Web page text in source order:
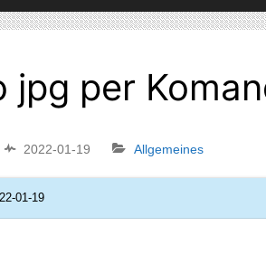
jpg per
2022-01-19 Allgemeines
01-19